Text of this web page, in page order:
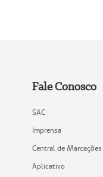
Fale Conosco
SAC
Imprensa
Central de Marcações
Aplicativo